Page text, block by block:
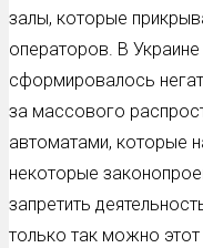
залы, которые
операторов. В
сформировалось
за массового
автоматами, которые
некоторые
запретить
только так можно